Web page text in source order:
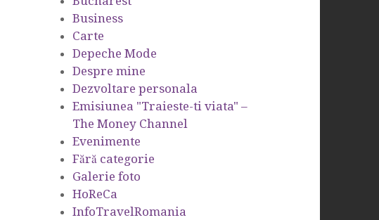
Business
Carte
Depeche Mode
Despre mine
Dezvoltare personala
Emisiunea "Traieste-ti viata" –
The Money Channel
Evenimente
Fără categorie
Galerie foto
HoReCa
InfoTravelRomania